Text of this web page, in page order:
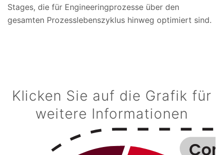
Stages, die für Engineeringprozesse über den
gesamten Prozesslebenszyklus hinweg optimiert sind.
Klicken Sie auf die Grafik für
weitere Informationen